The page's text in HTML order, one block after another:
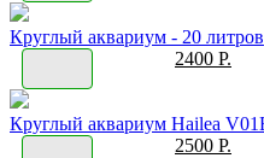
Круглый аквариум - 20 литров
2400 Р.
Круглый аквариум Hailea
2500 Р.